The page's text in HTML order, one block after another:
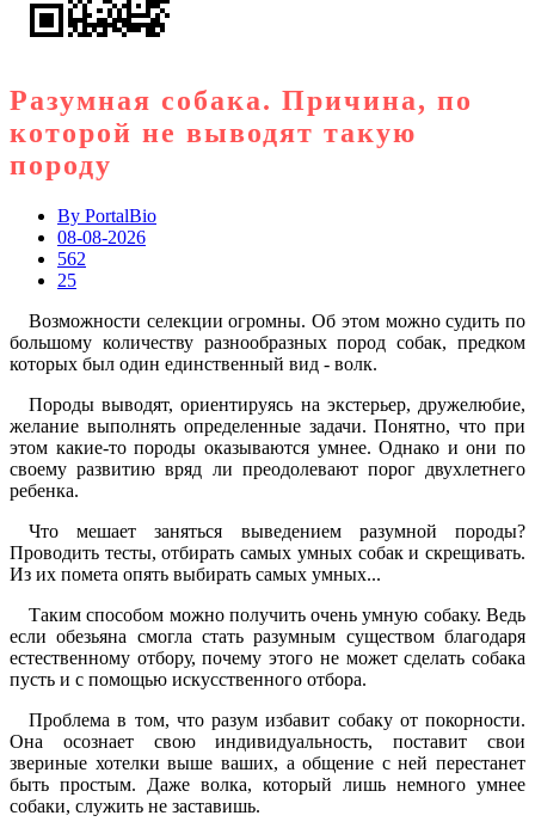
Разумная собака. Причина, по
которой не выводят такую
породу
By PortalBio
08-08-2026
562
25
Возможности селекции огромны. Об этом можно судить по
большому количеству разнообразных пород собак, предком
которых был один единственный вид - волк.
Породы выводят, ориентируясь на экстерьер, дружелюбие,
желание выполнять определенные задачи. Понятно, что при
этом какие-то породы оказываются умнее. Однако и они по
своему развитию вряд ли преодолевают порог двухлетнего
ребенка.
Что мешает заняться выведением разумной породы?
Проводить тесты, отбирать самых умных собак и скрещивать.
Из их помета опять выбирать самых умных...
Таким способом можно получить очень умную собаку. Ведь
если обезьяна смогла стать разумным существом благодаря
естественному отбору, почему этого не может сделать собака
пусть и с помощью искусственного отбора.
Проблема в том, что разум избавит собаку от покорности.
Она осознает свою индивидуальность, поставит свои
звериные хотелки выше ваших, а общение с ней перестанет
быть простым. Даже волка, который лишь немного умнее
собаки, служить не заставишь.